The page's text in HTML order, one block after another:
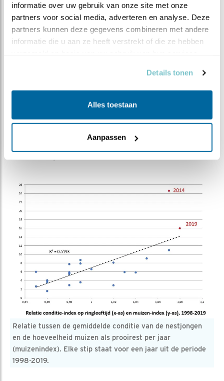
informatie over uw gebruik van onze site met onze
partners voor social media, adverteren en analyse. Deze
partners kunnen deze gegevens combineren met andere
informatie die u aan ze heeft verstrekt of die ze hebben
Details tonen
Alles toestaan
Aanpassen
We kunnen dus gerust stellen dat ook voor steenuilen
met hun brede voedselkeuze, een groot aanbod aan
muizen gunstig uitpakt voor de broedprestaties.
Natuurlijk zijn kleinere prooien, zoals rupsen, larven en
steenuilenmenu. Maar om bovengemiddeld te
*De titel van dit blog is geïnspireerd op de
reclamecampagne uit de jaren tachtig van de vorige
eeuw om melk onder jongeren te promoten (
Relatie tussen de gemiddelde conditie van de nestjongen
en de hoeveelheid muizen als prooirest per jaar
(muizenindex). Elke stip staat voor een jaar uit de periode
1998-2019.